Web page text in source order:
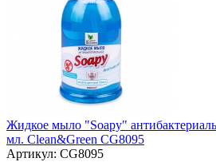
Жидкое мыло "Soapy"
мл. Clean&Green CG8095
Артикул: CG8095